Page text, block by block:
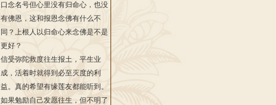
口念名号但心里没有归命心，也没
有佛恩，这和报恩念佛有什么不
同？上根人以归命心来念佛是不是
更好？
信受弥陀救度往生报土，平生业
成，活着时就得到必至灭度的利
益。真的希望有缘莲友都能听到。
如果勉励自己发愿往生，但不明了